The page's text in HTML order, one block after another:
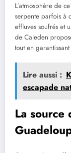
L’atmosphère de
serpente parfois à
effluves soufrés et
de Caleden
tout en
Lire aussi :
escapade
La source